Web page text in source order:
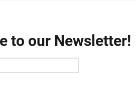
to our Newsletter!